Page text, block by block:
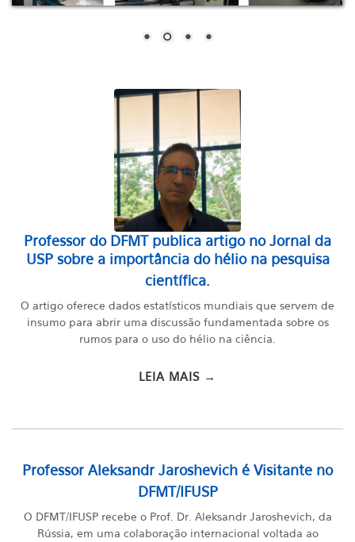
Professor do DFMT publica artigo no Jornal da
USP sobre a importância do hélio na pesquisa
científica.
O artigo oferece dados estatísticos mundiais que servem de
insumo para abrir uma discussão fundamentada sobre os
rumos para o uso do hélio na ciência.
LEIA MAIS →
Professor Aleksandr Jaroshevich é Visitante no
DFMT/IFUSP
O DFMT/IFUSP recebe o Prof. Dr. Aleksandr Jaroshevich, da
Rússia, em uma colaboração internacional voltada ao